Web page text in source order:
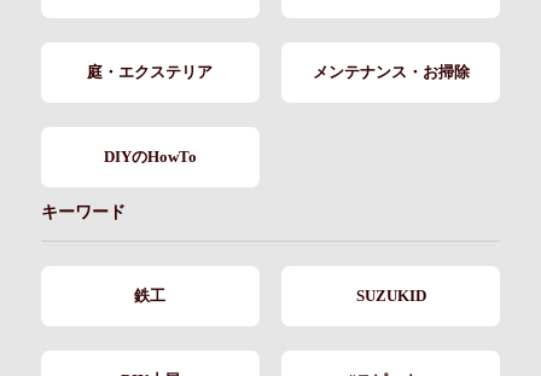
庭・エクステリア メンテナンス・お掃除
DIYのHowTo
キーワード
鉄工 SUZUKID